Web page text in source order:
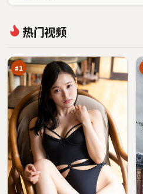
热门视频
#1
街
档 97